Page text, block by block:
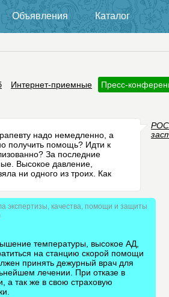
Объявления Каталог
Интернет-приемные Пресс-
надо немедленно, а
получить помощь? Идти к
За последние
Высокое давление,
ни одного из троих. Как
экспертизы, качества, помощи и защиты
температуры, высокое АД,
на станцию скорой помощи
принять дежурный врач для
лечении. При отказе в
а так же в свою страховую